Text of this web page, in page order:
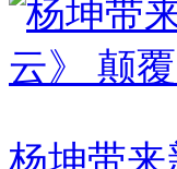
杨坤带来